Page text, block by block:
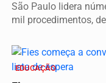
São Paulo lidera
mil procedimentos,
EDUCAÇÃO